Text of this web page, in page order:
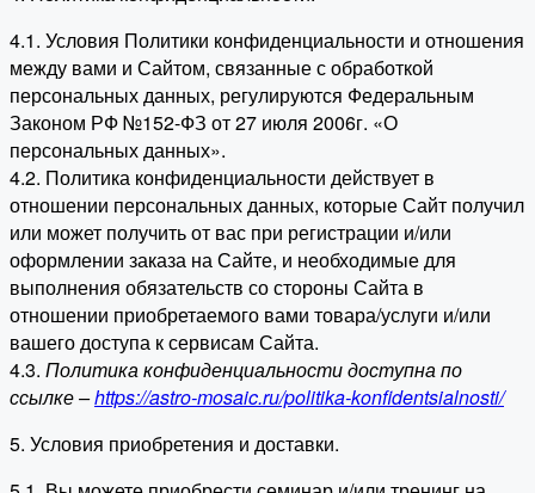
4.1. Условия Политики конфиденциальности и отношения
между вами и Сайтом, связанные с обработкой
персональных данных, регулируются Федеральным
Законом РФ №152-ФЗ от 27 июля 2006г. «О
персональных данных».
4.2. Политика конфиденциальности действует в
отношении персональных данных, которые Сайт получил
или может получить от вас при регистрации и/или
оформлении заказа на Сайте, и необходимые для
выполнения обязательств со стороны Сайта в
отношении приобретаемого вами товара/услуги и/или
вашего доступа к сервисам Сайта.
4.3. Политика конфиденциальности доступна по
ссылке –https://astro-mosaic.ru/politika-konfidentsialnosti/
5. Условия приобретения и доставки.